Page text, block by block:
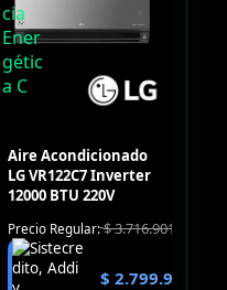
Aire Acondicionado
LG VR122C7 Inverter
12000 BTU 220V
Precio Regular:$3.716.901
$ 2.799.900